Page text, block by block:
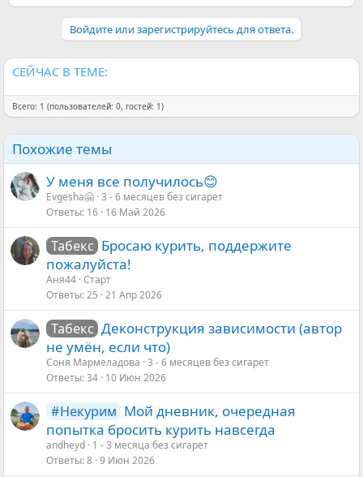
Войдите или зарегистрируйтесь для ответа.
СЕЙЧАС В ТЕМЕ:
Всего: 1 (пользователей: 0, гостей: 1)
Похожие темы
У меня все получилось😊
Evgesha🤗 3 - 6 месяцев без сигарет
Ответы 16 16 Май 2026
Табекс Бросаю курить, поддержите
пожалуйста!
Аня44 Старт
Ответы 25 21 Апр 2026
Табекс Деконструкция зависимости (автор
не умён, если что)
Соня Мармеладова 3 - 6 месяцев без сигарет
Ответы 34 10 Июн 2026
#Некурим Мой дневник, очередная
попытка бросить курить навсегда
andheyd 1 - 3 месяца без сигарет
Ответы 8 9 Июн 2026